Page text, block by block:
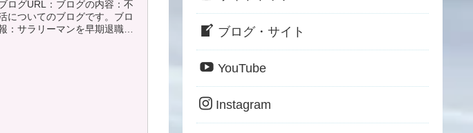
ログURL：ブログの内容：不
についてのブログです。ブロ
：サラリーマンを早期退職
ブログ・サイト
YouTube
Instagram